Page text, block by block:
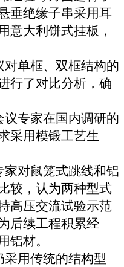
垂绝缘子串采用耳
意大利饼式挂板，
单框、双框结构的
行了对比分析，确
议专家在国内调研的
采用模锻工艺生
家对鼠笼式跳线和铝
较，认为两种型式
高压交流试验示范
后续工程积累经
铝材。
用传统的结构型